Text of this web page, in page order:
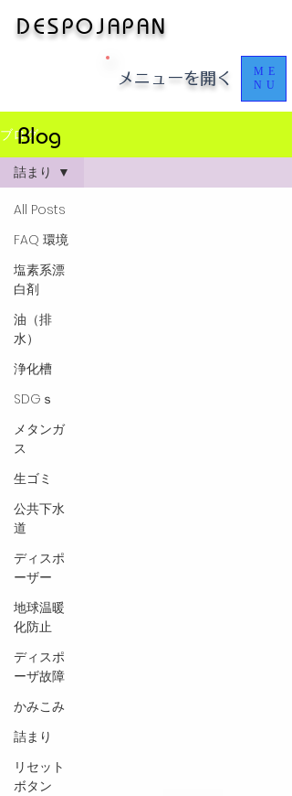
​​​​DESPOJAPAN
​メニューを開く
ME
NU
ブログ
All Posts
FAQ 環境
塩素系漂
白剤
油（排
水）
浄化槽
SDGｓ
メタンガ
ス
生ゴミ
公共下水
道
ディスポ
ーザー
地球温暖
化防止
ディスポ
ーザ故障
かみこみ
詰まり
リセット
ボタン
詰まり
Blog